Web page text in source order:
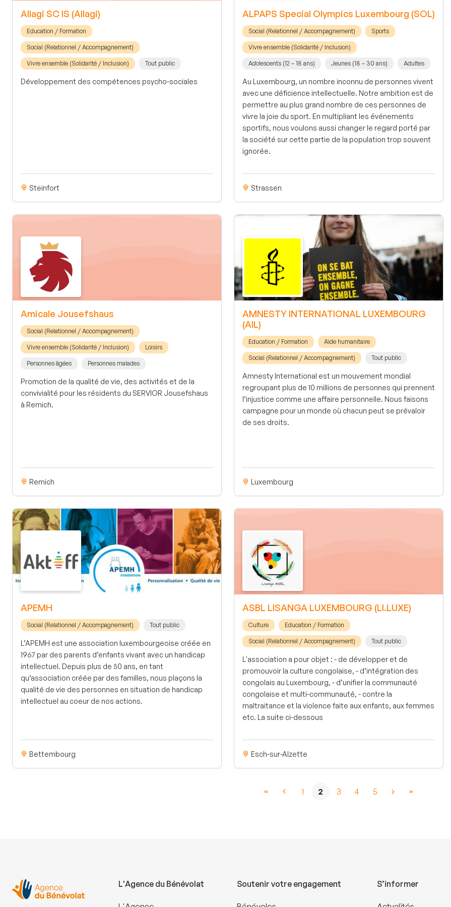
Allagi SC IS (Allagi)
Education / Formation
Social (Relationnel / Accompagnement)
Vivre ensemble (Solidarité / Inclusion) Tout public
Développement des compétences psycho-sociales
Steinfort
ALPAPS Special Olympics Luxembourg (SOL)
Social (Relationnel / Accompagnement) Sports
Vivre ensemble (Solidarité / Inclusion)
Adolescents (12 – 18 ans) Jeunes (18 – 30 ans) Adultes
Au Luxembourg, un nombre inconnu de personnes vivent
avec une déficience intellectuelle. Notre ambition est de
permettre au plus grand nombre de ces personnes de
vivre la joie du sport. En multipliant les événements
sportifs, nous voulons aussi changer le regard porté par
la société sur cette partie de la population trop souvent
ignorée.
Strassen
Amicale Jousefshaus
Social (Relationnel / Accompagnement)
Vivre ensemble (Solidarité / Inclusion) Loisirs
Personnes âgées Personnes malades
Promotion de la qualité de vie, des activités et de la
convivialité pour les résidents du SERVIOR Jousefshaus
à Remich.
Remich
AMNESTY INTERNATIONAL LUXEMBOURG
(AIL)
Education / Formation Aide humanitaire
Social (Relationnel / Accompagnement) Tout public
Amnesty International est un mouvement mondial
regroupant plus de 10 millions de personnes qui prennent
l’injustice comme une affaire personnelle. Nous faisons
campagne pour un monde où chacun peut se prévaloir
de ses droits.
Luxembourg
APEMH
Social (Relationnel / Accompagnement) Tout public
L’APEMH est une association luxembourgeoise créée en
1967 par des parents d’enfants vivant avec un handicap
intellectuel. Depuis plus de 50 ans, en tant
qu’association créée par des familles, nous plaçons la
qualité de vie des personnes en situation de handicap
intellectuel au coeur de nos actions.
Bettembourg
ASBL LISANGA LUXEMBOURG (LI.LUXE)
Culture Education / Formation
Social (Relationnel / Accompagnement) Tout public
L'association a pour objet : - de développer et de
promouvoir la culture congolaise, - d’intégration des
congolais au Luxembourg, - d’unifier la communauté
congolaise et multi-communauté, - contre la
maltraitance et la violence faite aux enfants, aux femmes
etc. La suite ci-dessous
Esch-sur-Alzette
1 2 3 4 5
L'Agence du Bénévolat Soutenir votre engagement S’informer